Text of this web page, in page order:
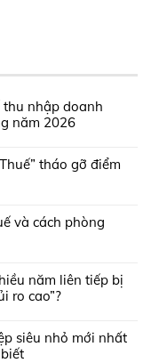
nhập doanh
năm 2026
tháo gỡ điểm
và cách phòng
năm liên tiếp bị
ro cao”?
siêu nhỏ mới nhất